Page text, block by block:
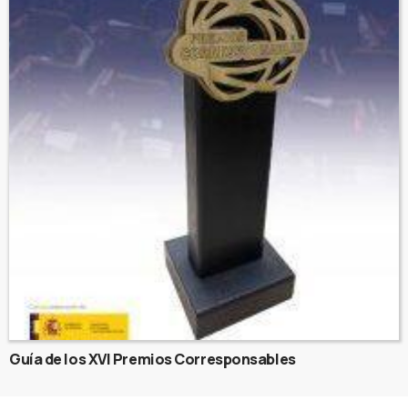
Guía de los XVI Premios Corresponsables